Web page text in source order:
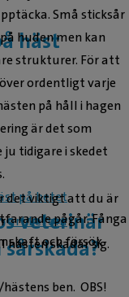
häst
Små sticksår
huden men kan
strukturer. För att
ordentligt varje
på håll i hagen
är det som
tidigare i skedet
på betet.
veterinär
det viktigt att du är
artikel om
skadar sig.
pågår. Fånga
och försök
ben. OBS!